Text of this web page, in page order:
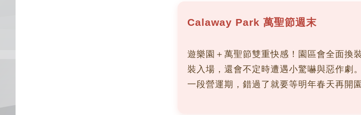
Calaway Park 萬聖節週末
遊樂園＋萬聖節雙重快感！園區會全面換
裝入場，還會不定時遭遇小驚嚇與惡作劇
一段營運期，錯過了就要等明年春天再開園